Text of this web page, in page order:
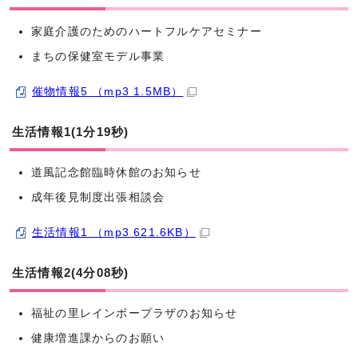
家庭介護のためのハートフルケアセミナー
まちの保健室モデル事業
催物情報5 （mp3 1.5MB）
生活情報1(1分19秒)
道風記念館臨時休館のお知らせ
成年後見制度出張相談会
生活情報1 （mp3 621.6KB）
生活情報2(4分08秒)
福祉の里レインボープラザのお知らせ
健康増進課からのお願い